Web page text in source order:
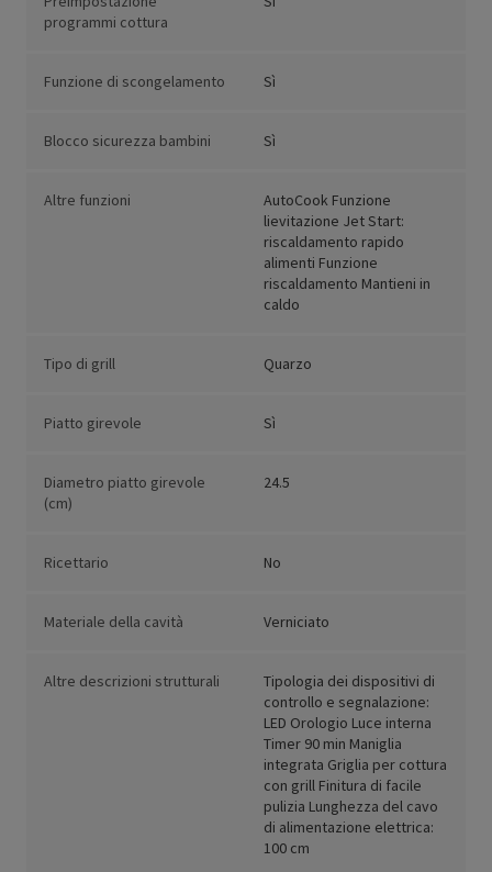
programmi cottura
Funzione di scongelamento Sì
Blocco sicurezza bambini Sì
Altre funzioni
AutoCook Funzione
lievitazione Jet Start:
riscaldamento rapido
alimenti Funzione
riscaldamento Mantieni in
caldo
Tipo di grill Quarzo
Piatto girevole Sì
Diametro piatto girevole
(cm)
24.5
Ricettario No
Materiale della cavità Verniciato
Altre descrizioni strutturali
Tipologia dei dispositivi di
controllo e segnalazione:
LED Orologio Luce interna
Timer 90 min Maniglia
integrata Griglia per cottura
con grill Finitura di facile
pulizia Lunghezza del cavo
di alimentazione elettrica:
100 cm